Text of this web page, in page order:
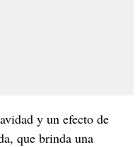
y un efecto de
que brinda una